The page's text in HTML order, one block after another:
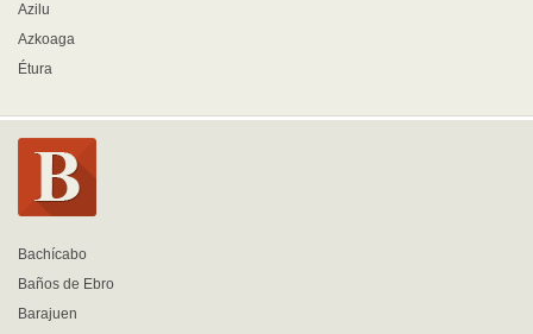
Azilu
Azkoaga
Étura
Bachícabo
Baños de Ebro
Barajuen